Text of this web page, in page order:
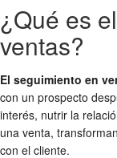
¿Qué es
ventas?
El seguimiento en
con un prospecto
interés, nutrir la
una venta,
con el cliente.